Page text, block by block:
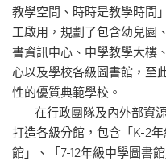
教學空間、時時是教學時間
工啟用，規劃了包含幼兒園
書資訊中心、中學教學大樓
心以及學校各級圖書館，至
性的優質典範學校。
在行政團隊及內外部資源
打造各級分館，包含「K-2
館」、「7-12年級中學圖書